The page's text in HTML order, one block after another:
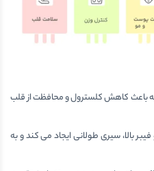
باعث کاهش کلسترول و محافظت از قلب
بالا، سیری طولانی ایجاد می کند و به